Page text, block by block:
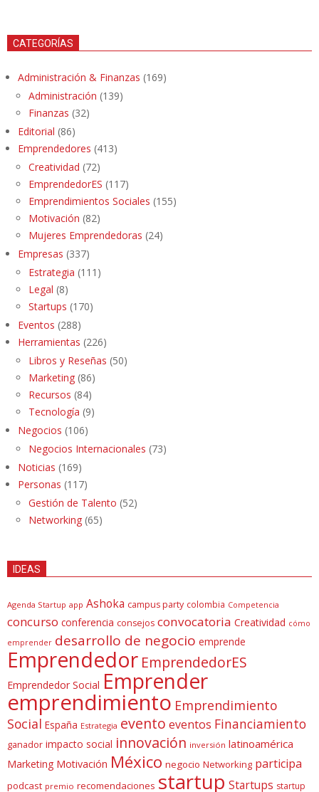
CATEGORÍAS
Administración & Finanzas (169)
Administración (139)
Finanzas (32)
Editorial (86)
Emprendedores (413)
Creatividad (72)
EmprendedorES (117)
Emprendimientos Sociales (155)
Motivación (82)
Mujeres Emprendedoras (24)
Empresas (337)
Estrategia (111)
Legal (8)
Startups (170)
Eventos (288)
Herramientas (226)
Libros y Reseñas (50)
Marketing (86)
Recursos (84)
Tecnología (9)
Negocios (106)
Negocios Internacionales (73)
Noticias (169)
Personas (117)
Gestión de Talento (52)
Networking (65)
IDEAS
Agenda Startup app Ashoka campus party colombia Competencia
concurso conferencia consejos convocatoria Creatividad cómo
emprender desarrollo de negocio emprende
Emprendedor EmprendedorES
Emprendedor Social Emprender
emprendimiento Emprendimiento
Social España Estrategia evento eventos Financiamiento
ganador impacto social innovación inversión latinoamérica
Marketing Motivación México negocio Networking participa
podcast premio recomendaciones startup Startups startup